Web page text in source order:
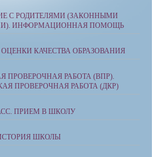
С РОДИТЕЛЯМИ (ЗАКОННЫМИ
ИНФОРМАЦИОННАЯ ПОМОЩЬ
КАЧЕСТВА ОБРАЗОВАНИЯ
ПРОВЕРОЧНАЯ РАБОТА (ВПР).
ПРОВЕРОЧНАЯ РАБОТА (ДКР)
ПРИЕМ В ШКОЛУ
ШКОЛЫ